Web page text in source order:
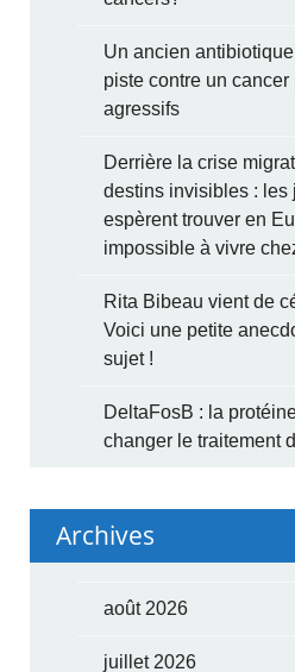
Un ancien
piste contre un
agressifs
Derrière la crise
destins invisibles : les
espèrent trouver en
impossible à vivre
Rita Bibeau vient de
Voici une petite
sujet !
DeltaFosB : la
changer le traitement
Archives
août 2026
juillet 2026